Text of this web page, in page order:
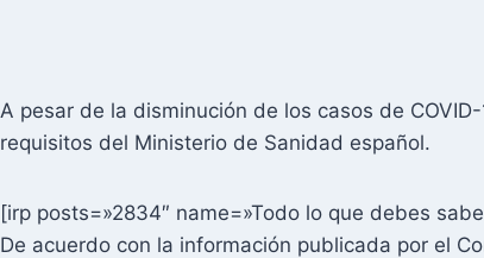
A pesar de la disminución de los casos de
requisitos del Ministerio de Sanidad español.
[irp posts=»2834″ name=»Todo lo que debes
De acuerdo con la información publicada por el